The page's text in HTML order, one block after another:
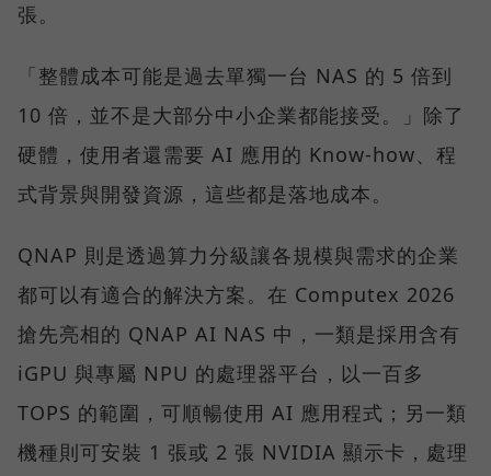
張。
「整體成本可能是過去單獨一台 NAS 的 5 倍到
10 倍，並不是大部分中小企業都能接受。」除了
硬體，使用者還需要 AI 應用的 Know-how、程
式背景與開發資源，這些都是落地成本。
QNAP 則是透過算力分級讓各規模與需求的企業
都可以有適合的解決方案。在 Computex 2026
搶先亮相的 QNAP AI NAS 中，一類是採用含有
iGPU 與專屬 NPU 的處理器平台，以一百多
TOPS 的範圍，可順暢使用 AI 應用程式；另一類
機種則可安裝 1 張或 2 張 NVIDIA 顯示卡，處理